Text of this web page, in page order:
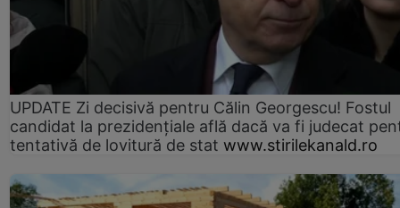
UPDATE Zi decisivă pentru Călin Georgescu! Fostul
candidat la prezidențiale află dacă va fi judecat
tentativă de lovitură de stat www.stirilekanald.ro